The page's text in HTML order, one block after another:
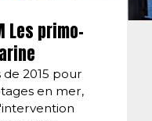
Les primo-
2015 pour
en mer,